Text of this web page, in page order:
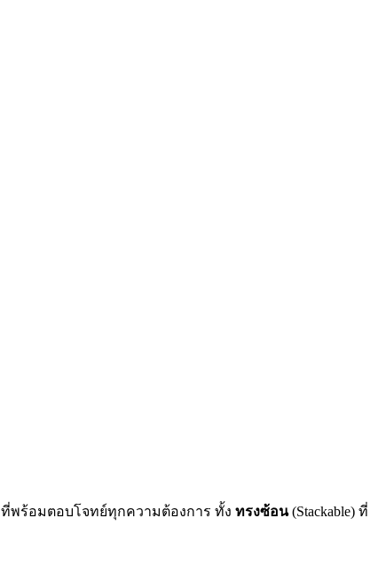
ที่พร้อมตอบโจทย์ทุกความต้องการ ทั้ง ทรงซ้อน(Stackable) ที่